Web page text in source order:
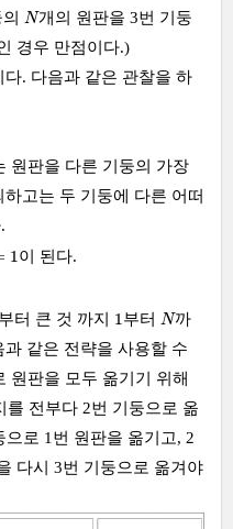
N
N개의 원판을 3번 기둥
경우 만점이다.)
. 다음과 같은 관찰을 하
원판을 다른 기둥의 가장
고는 두 기둥에 다른 어떠
1이 된다.
터 큰 것 까지 11 부터 N
N까
같은 전략을 사용할 수
원판을 모두 옮기기 위해
를 전부다 2번 기둥으로 옮
로 1번 원판을 옮기고, 2
다시 3번 기둥으로 옮겨야